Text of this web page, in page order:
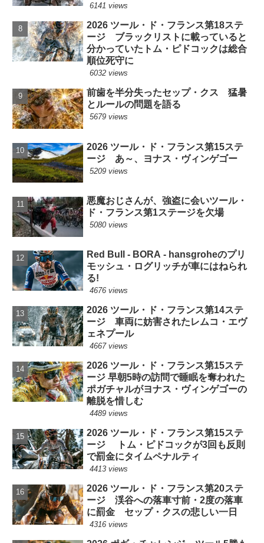
6141 views
2026 ツール・ド・フランス第18ステ
ージ ブラックリストに載っていると
分かっていたトム・ピドコックは総合
順位死守に
6032 views
前歯を半分失ったセップ・クス 猛暑
とルールの問題を語る
5679 views
2026 ツール・ド・フランス第15ステ
ージ あ～、ヨナス・ヴィンゲゴー
5209 views
悪魔おじさんが、強盗に会いツール・
ド・フランス第1ステージを欠場
5080 views
Red Bull - BORA - hansgroheのプリ
モッシュ・ログリッチが車にはねられ
る!
4676 views
2026 ツール・ド・フランス第14ステ
ージ 車両に妨害されたレムコ・エヴ
ェネプール
4667 views
2026 ツール・ド・フランス第15ステ
ージ 早朝5時の訪問で睡眠を奪われた
ポガチャルがヨナス・ヴィンゲゴーの
離脱を惜しむ
4489 views
2026 ツール・ド・フランス第15ステ
ージ トム・ピドコックが3回も反則
で罰金にタイムペナルティ
4413 views
2026 ツール・ド・フランス第20ステ
ージ 渓谷への落車寸前・2度の落車
に罰金 セップ・クスの悲しい一日
4316 views